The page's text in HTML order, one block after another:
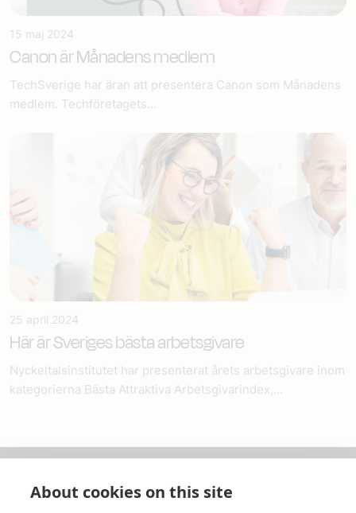
15 maj 2024
Canon är Månadens medlem
TechSverige har äran att presentera Canon som Månadens
medlem. Techföretagets...
25 april 2024
Här är Sveriges bästa arbetsgivare
Nyckeltalsinstitutet har presenterat årets arbetsgivare inom
kategorierna Bästa Attraktiva Arbetsgivarindex,...
About cookies on this site